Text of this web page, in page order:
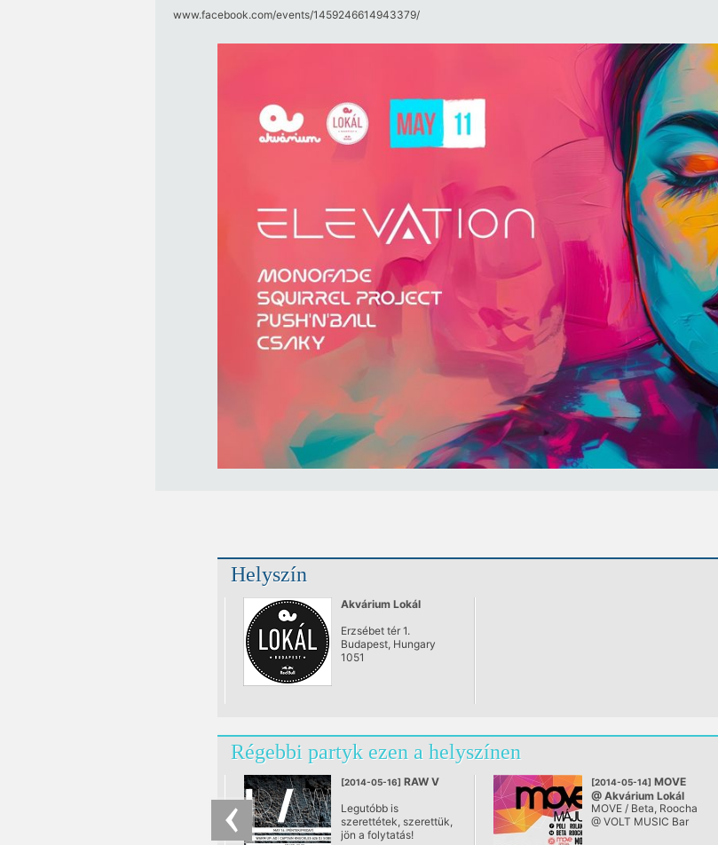
www.facebook.com/​events/​1459246614943379/​
Helyszín
Akvárium Lokál
Erzsébet tér 1.
Budapest, Hungary
1051
Régebbi partyk ezen a helyszínen
[2014-05-16] RAW V
Legutóbb is
szerettétek, szerettük,
jön a folytatás!
[2014-05-14] MOVE
@ Akvárium Lokál
MOVE / Beta, Roocha
@ VOLT MUSIC Bar